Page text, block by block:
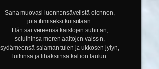
Sana muovasi luonnonsävelistä olennon,
jota ihmiseksi kutsutaan.
Hän sai vereensä kaislojen suhinan,
soluihinsa meren aaltojen valssin,
sydämeensä salaman tulen ja ukkosen jylyn,
luihinsa ja lihaksiinsa kallion laulun.